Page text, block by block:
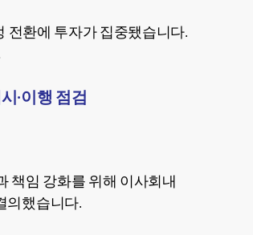
전환에 투자가 집중됐습니다.
·이행 점검
책임 강화를 위해 이사회내
의했습니다.